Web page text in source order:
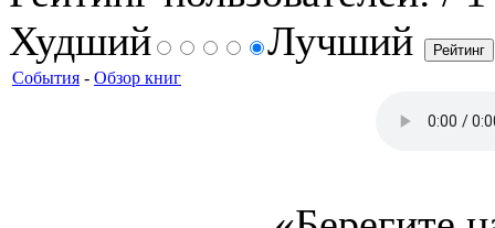
Худший
Лучший
События - Обзор книг